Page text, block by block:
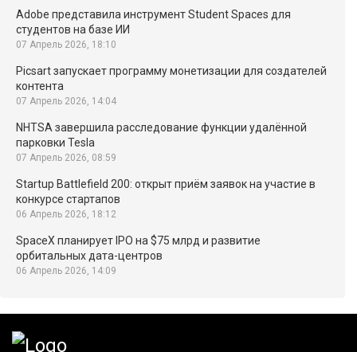
Adobe представила инструмент Student Spaces для
студентов на базе ИИ
07 Апрель 2026, 18:10
Picsart запускает программу монетизации для создателей
контента
07 Апрель 2026, 14:04
NHTSA завершила расследование функции удалённой
парковки Tesla
07 Апрель 2026, 08:59
Startup Battlefield 200: открыт приём заявок на участие в
конкурсе стартапов
06 Апрель 2026, 18:12
SpaceX планирует IPO на $75 млрд и развитие
орбитальных дата-центров
06 Апрель 2026, 14:09